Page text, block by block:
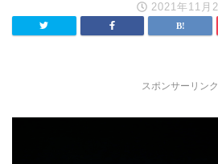
2021年11月
スポンサーリンク